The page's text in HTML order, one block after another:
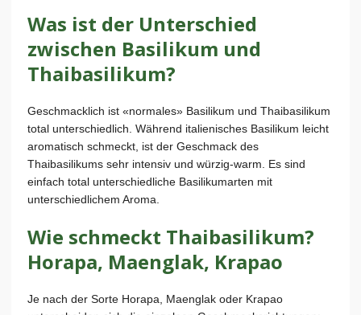
Was ist der Unterschied
zwischen Basilikum und
Thaibasilikum?
Geschmacklich ist «normales» Basilikum und Thaibasilikum
total unterschiedlich. Während italienisches Basilikum leicht
aromatisch schmeckt, ist der Geschmack des
Thaibasilikums sehr intensiv und würzig-warm. Es sind
einfach total unterschiedliche Basilikumarten mit
unterschiedlichem Aroma.
Wie schmeckt Thaibasilikum?
Horapa, Maenglak, Krapao
Je nach der Sorte Horapa, Maenglak oder Krapao